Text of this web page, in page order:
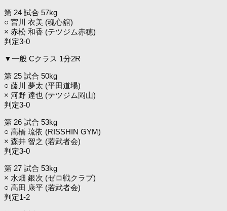
第 24 試合 57kg
○ 宮川 衣美 (魂心舘)
× 赤松 和香 (テツジム赤穂)
判定3-0
▼一般 Cクラス 1分2R
第 25 試合 50kg
○ 藤川 夢太 (平田道場)
× 河野 達也 (テツジム岡山)
判定3-0
第 26 試合 53kg
○ 高橋 琉依 (RISSHIN GYM)
× 森井 智之 (若武者会)
判定3-0
第 27 試合 53kg
× 水畑 銀次 (ゼロ戦クラブ)
○ 高田 康平 (若武者会)
判定1-2